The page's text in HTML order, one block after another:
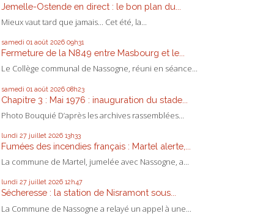
Jemelle-Ostende en direct : le bon plan du...
Mieux vaut tard que jamais... Cet été, la...
samedi 01 août 2026 09h31
Fermeture de la N849 entre Masbourg et le...
Le Collège communal de Nassogne, réuni en séance...
samedi 01 août 2026 08h23
Chapitre 3 : Mai 1976 : inauguration du stade...
Photo Bouquié D’après les archives rassemblées...
lundi 27 juillet 2026 13h33
Fumées des incendies français : Martel alerte,...
La commune de Martel, jumelée avec Nassogne, a...
lundi 27 juillet 2026 12h47
Sécheresse : la station de Nisramont sous...
La Commune de Nassogne a relayé un appel à une...